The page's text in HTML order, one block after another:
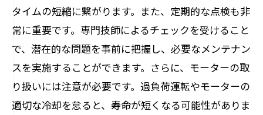
タイムの短縮に繋がります。また、定期的な点検も非
常に重要です。専門技師によるチェックを受けること
で、潜在的な問題を事前に把握し、必要なメンテナン
スを実施することができます。さらに、モーターの取
り扱いには注意が必要です。過負荷運転やモーターの
適切な冷却を怠ると、寿命が短くなる可能性がありま